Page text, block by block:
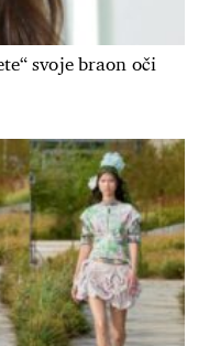
svoje braon oči